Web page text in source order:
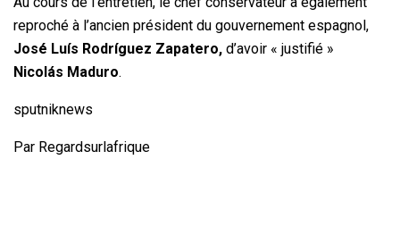
reproché à l’ancien président du gouvernement espagnol,
José Luís Rodríguez Zapatero, d’avoir « justifié »
Nicolás Maduro.
sputniknews
Par Regardsurlafrique